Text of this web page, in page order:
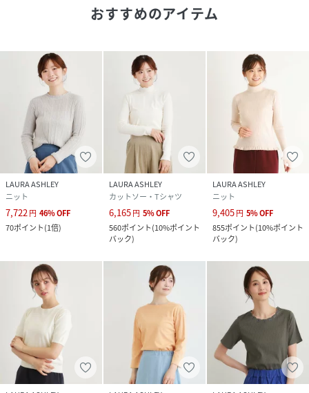
おすすめのアイテム
LAURA ASHLEY
ニット
7,722円 46%OFF
70ポイント(1倍)
LAURA ASHLEY
カットソー・Tシャツ
6,165円 5%OFF
560ポイント(10%ポイント
バック)
LAURA ASHLEY
ニット
9,405円 5%OFF
855ポイント(10%ポイント
バック)